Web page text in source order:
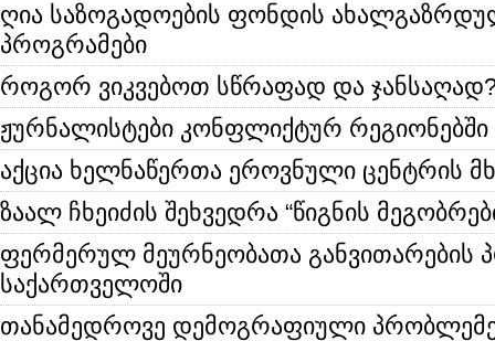
ღია საზოგადოების ფონდის
პროგრამები
როგორ ვიკვებოთ სწრაფად და
ჟურნალისტები კონფლიქტურ რეგიონებში
აქცია ხელნაწერთა ეროვნული ცენტრის
ზაალ ჩხეიძის შეხვედრა “წიგნის
ფერმერულ მეურნეობათა განვითარების
საქართველოში
თანამედროვე დემოგრაფიული